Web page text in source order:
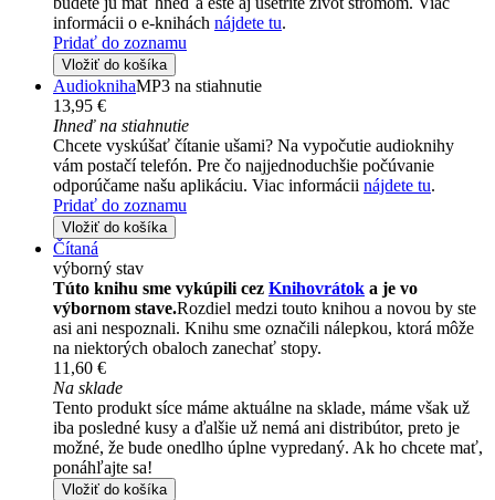
informácii o e-knihách nájdete tu.
Pridať do zoznamu
Vložiť do košíka
AudioknihaMP3 na stiahnutie
13,95 €
Ihneď na stiahnutie
Chcete vyskúšať čítanie ušami? Na vypočutie audioknihy
vám postačí telefón. Pre čo najjednoduchšie počúvanie
odporúčame našu aplikáciu. Viac informácii nájdete tu.
Pridať do zoznamu
Vložiť do košíka
Čítaná
výborný stav
Túto knihu sme vykúpili cez Knihovrátok a je vo
výbornom stave.Rozdiel medzi touto knihou a novou by ste
asi ani nespoznali. Knihu sme označili nálepkou, ktorá môže
na niektorých obaloch zanechať stopy.
11,60 €
Na sklade
Tento produkt síce máme aktuálne na sklade, máme však už
iba posledné kusy a ďalšie už nemá ani distribútor, preto je
možné, že bude onedlho úplne vypredaný. Ak ho chcete mať,
ponáhľajte sa!
Vložiť do košíka